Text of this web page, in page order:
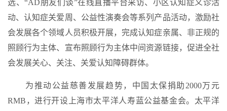
选、“AD朋友们谈”在线直播平台采访、小区认知症义诊活
动、认知症关爱周、公益性演奏会等系列产品活动，激励社
会发展各个领域人员积极开展，完成认知症亲属、非正规的
照顾行为主体、宣布照顾行为主体中间资源链接，促进全社
会发展关心、关注、关爱认知障碍群体。
为推动公益慈善发展趋势，中国太保捐助2000万元
RMB，进行开设上海市太平洋人寿蓝公益基金会。太平洋